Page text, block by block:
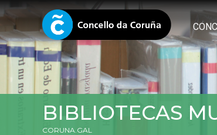
BIBLIOTECAS
CORUNA.GAL